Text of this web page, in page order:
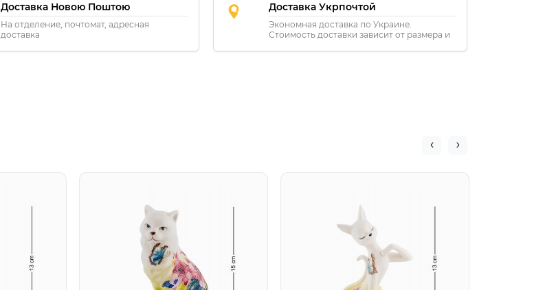
Доставка Новою Поштою
На отделение, почтомат, адресная
доставка
Доставка Укрпочтой
Экономная доставка по Украине.
Стоимость доставки зависит от размера и